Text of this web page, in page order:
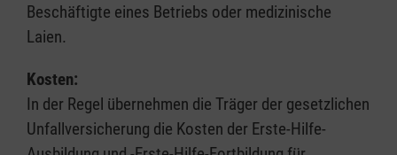
Beschäftigte eines Betriebs oder medizinische
Laien.
Kosten:
In der Regel übernehmen die Träger der gesetzlichen
Unfallversicherung die Kosten der Erste-Hilfe-